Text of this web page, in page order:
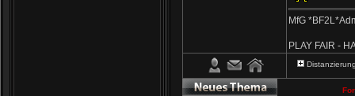
MfG
PLAY FAIR -
bitten wir um